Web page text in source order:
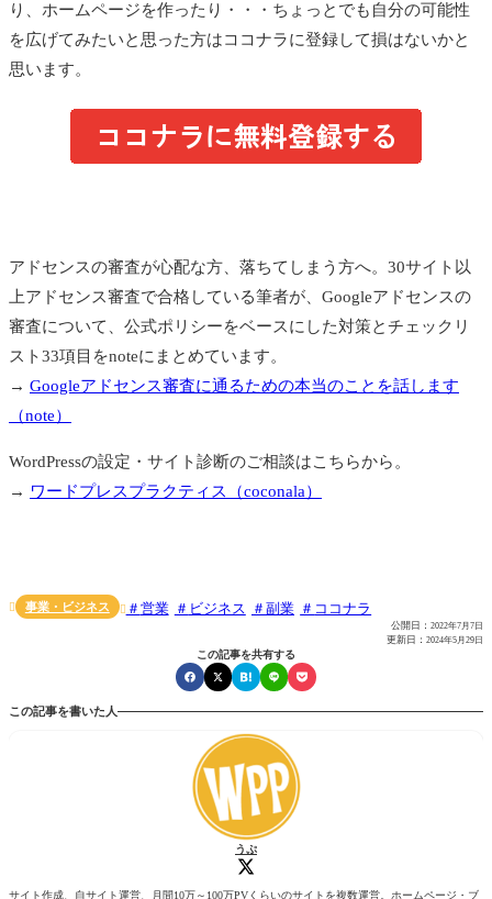
り、ホームページを作ったり・・・ちょっとでも自分の可能性
を広げてみたいと思った方はココナラに登録して損はないかと
思います。
アドセンスの審査が心配な方、落ちてしまう方へ。30サイト以
上アドセンス審査で合格している筆者が、Googleアドセンスの
審査について、公式ポリシーをベースにした対策とチェックリ
スト33項目をnoteにまとめています。
→ Googleアドセンス審査に通るための本当のことを話します
（note）
WordPressの設定・サイト診断のご相談はこちらから。
→ ワードプレスプラクティス（coconala）
 事業・ビジネス  営業 ビジネス 副業 ココナラ
公開日： 2022年7月7日
更新日： 2024年5月29日
この記事を共有する
この記事を書いた人
うぷ
サイト作成、自サイト運営、月間10万～100万PVくらいのサイトを複数運営。ホームページ・ブ